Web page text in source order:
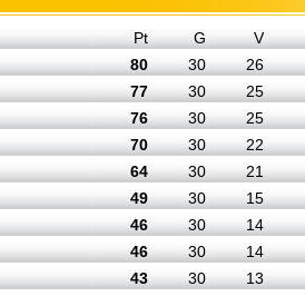
Pt G
V
80 30
26
77 30
25
76 30
25
70 30
22
64 30
21
49 30
15
46 30
14
46 30
14
43 30 13